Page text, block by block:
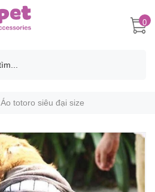
0
Áo totoro siêu đại size